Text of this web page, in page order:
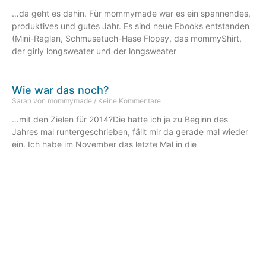
…da geht es dahin. Für mommymade war es ein spannendes,
produktives und gutes Jahr. Es sind neue Ebooks entstanden
(Mini-Raglan, Schmusetuch-Hase Flopsy, das mommyShirt,
der girly longsweater und der longsweater
Wie war das noch?
Sarah von mommymade Keine Kommentare
…mit den Zielen für 2014?Die hatte ich ja zu Beginn des
Jahres mal runtergeschrieben, fällt mir da gerade mal wieder
ein. Ich habe im November das letzte Mal in die